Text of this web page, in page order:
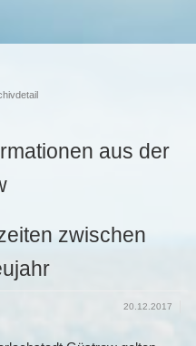
aus der
zwischen
20.12.2017